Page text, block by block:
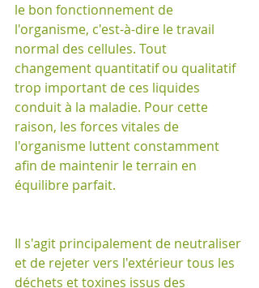
le bon fonctionnement de
l'organisme, c'est-à-dire le travail
normal des cellules. Tout
changement quantitatif ou qualitatif
trop important de ces liquides
conduit à la maladie. Pour cette
raison, les forces vitales de
l'organisme luttent constamment
afin de maintenir le terrain en
équilibre parfait.
Il s'agit principalement de neutraliser
et de rejeter vers l'extérieur tous les
déchets et toxines issus des